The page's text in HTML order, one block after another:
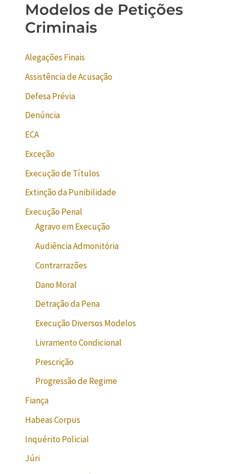
Modelos de Petições
Criminais
Alegações Finais
Assistência de Acusação
Defesa Prévia
Denúncia
ECA
Exceção
Execução de Títulos
Extinção da Punibilidade
Execução Penal
Agravo em Execução
Audiência Admonitória
Contrarrazões
Dano Moral
Detração da Pena
Execução Diversos Modelos
Livramento Condicional
Prescrição
Progressão de Regime
Fiança
Habeas Corpus
Inquérito Policial
Júri